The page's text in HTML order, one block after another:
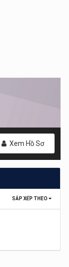
Xem Hồ Sơ
SẮP XẾP THEO